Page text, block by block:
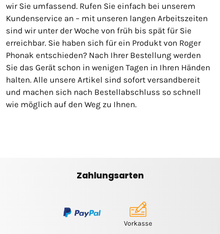
wir Sie umfassend. Rufen Sie einfach bei unserem
Kundenservice an – mit unseren langen Arbeitszeiten
sind wir unter der Woche von früh bis spät für Sie
erreichbar. Sie haben sich für ein Produkt von Roger
Phonak entschieden? Nach Ihrer Bestellung werden
Sie das Gerät schon in wenigen Tagen in Ihren Händen
halten. Alle unsere Artikel sind sofort versandbereit
und machen sich nach Bestellabschluss so schnell
wie möglich auf den Weg zu Ihnen.
Zahlungsarten